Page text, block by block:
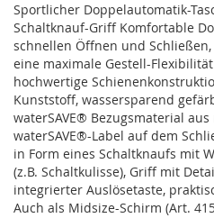
Sportlicher Doppelautomatik-
Schaltknauf-Griff Komfortable
schnellen Öffnen und
eine maximale Gestell-
hochwertige
Kunststoff, wassersparend
waterSAVE® Bezugsmaterial
waterSAVE®-Label auf dem
in Form eines Schaltknaufs mit
(z.B. Schaltkulisse), Griff mit
integrierter Auslösetaste,
Auch als Midsize-Schirm (Art.